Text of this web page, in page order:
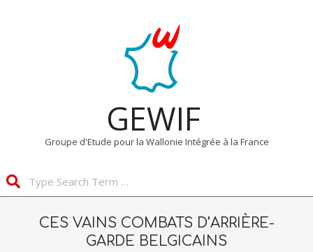
GEWIF
Groupe d'Etude pour la Wallonie Intégrée à la France
CES VAINS COMBATS D’ARRIÈRE-
GARDE BELGICAINS